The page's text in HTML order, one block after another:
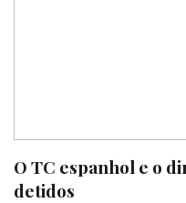
O TC espanhol e o
detidos